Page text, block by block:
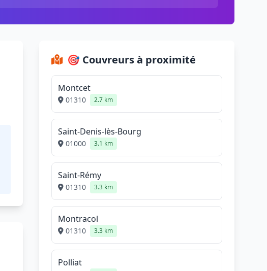
🎯 Couvreurs à proximité
Montcet
01310 2.7 km
Saint-Denis-lès-Bourg
01000 3.1 km
Saint-Rémy
01310 3.3 km
Montracol
01310 3.3 km
Polliat